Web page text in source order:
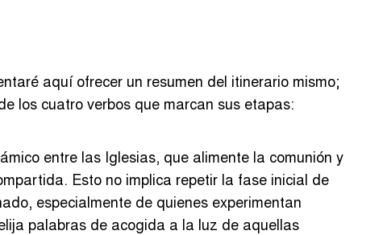
aquí ofrecer un resumen del itinerario mismo;
los cuatro verbos que marcan sus etapas:
entre las Iglesias, que alimente la comunión y
Esto no implica repetir la fase inicial de
especialmente de quienes experimentan
palabras de acogida a la luz de aquellas